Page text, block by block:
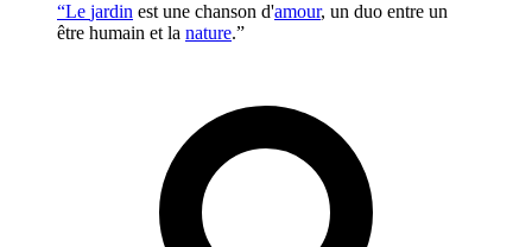
“Le jardin est une chanson d'amour, un duo entre un
être humain et la nature.”